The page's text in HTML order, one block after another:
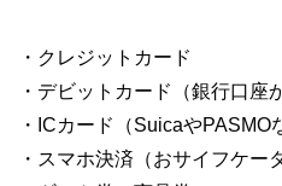
・クレジットカード
・デビットカード（銀行口座
・ICカード（SuicaやPASMO
・スマホ決済（おサイフケー